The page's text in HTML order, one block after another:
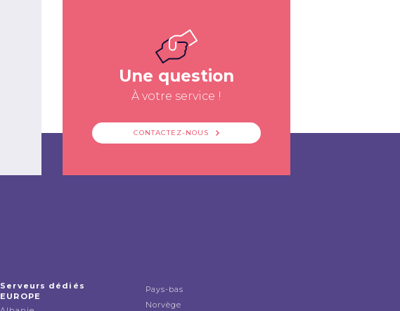
Une question
À votre service !
CONTACTEZ-NOUS
Serveurs dédiés
EUROPE
Pays-bas
Norvège